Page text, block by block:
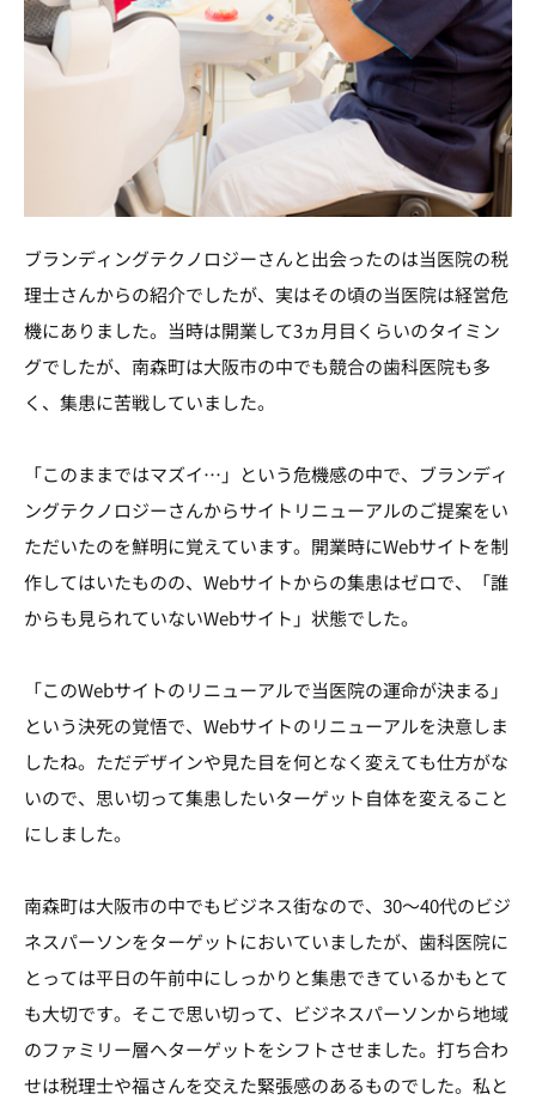
ブランディングテクノロジーさんと出会ったのは当医院の税
理士さんからの紹介でしたが、実はその頃の当医院は経営危
機にありました。当時は開業して3ヵ月目くらいのタイミン
グでしたが、南森町は大阪市の中でも競合の歯科医院も多
く、集患に苦戦していました。
「このままではマズイ…」という危機感の中で、ブランディ
ングテクノロジーさんからサイトリニューアルのご提案をい
ただいたのを鮮明に覚えています。開業時にWebサイトを制
作してはいたものの、Webサイトからの集患はゼロで、「誰
からも見られていないWebサイト」状態でした。
「このWebサイトのリニューアルで当医院の運命が決まる」
という決死の覚悟で、Webサイトのリニューアルを決意しま
したね。ただデザインや見た目を何となく変えても仕方がな
いので、思い切って集患したいターゲット自体を変えること
にしました。
南森町は大阪市の中でもビジネス街なので、30～40代のビジ
ネスパーソンをターゲットにおいていましたが、歯科医院に
とっては平日の午前中にしっかりと集患できているかもとて
も大切です。そこで思い切って、ビジネスパーソンから地域
のファミリー層へターゲットをシフトさせました。打ち合わ
せは税理士や福さんを交えた緊張感のあるものでした。私と